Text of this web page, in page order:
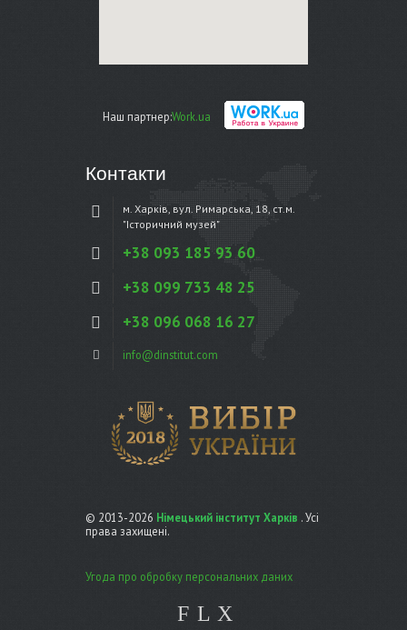
Наш партнер:Work.ua
Контакти
м. Харків, вул. Римарська, 18, ст.м.
"Історичний музей"
+38 093 185 93 60
+38 099 733 48 25
+38 096 068 16 27
info@dinstitut.com
© 2013-2026 Німецький інститут Харків . Усі
права захищені.
Угода про обробку персональних даних
F L X